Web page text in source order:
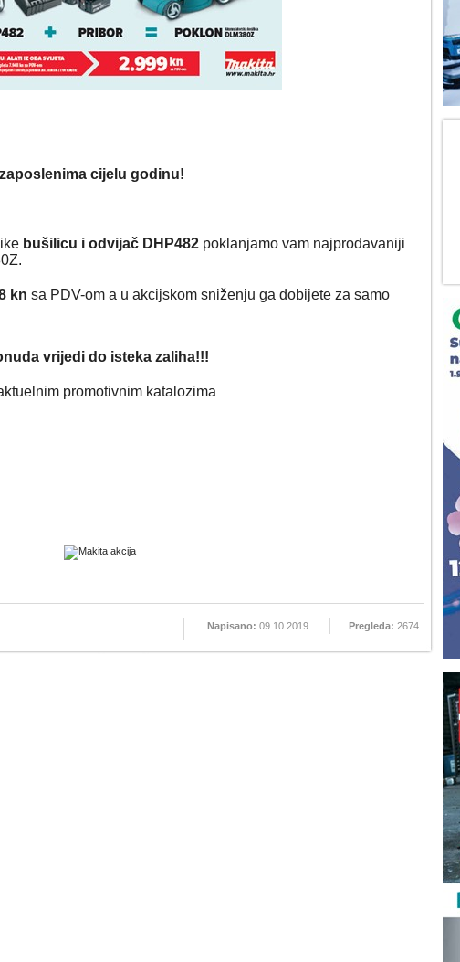
cijelu godinu!
bušilicu i odvijač DHP482poklanjamo vam najprodavaniji
kn sa PDV-om a u akcijskom sniženju ga dobijete za samo
vrijedi do isteka zaliha!!!
promotivnim katalozima
Pregleda: 2674
Napisano: 09.10.2019.